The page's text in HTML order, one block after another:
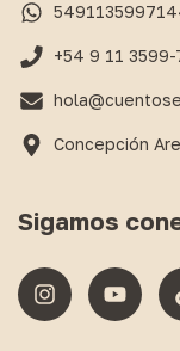
+54 9 11
Concepción
Sigamos